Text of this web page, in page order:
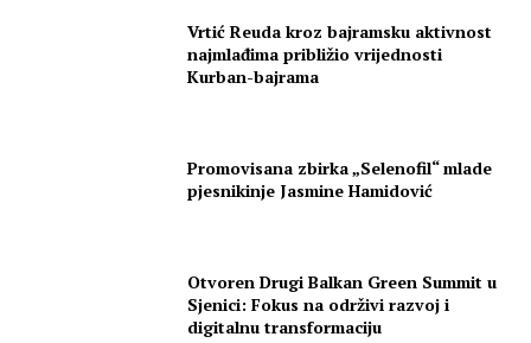
Vrtić Reuda kroz bajramsku aktivnost
najmlađima približio vrijednosti
Kurban-bajrama
Promovisana zbirka „Selenofil“ mlade
pjesnikinje Jasmine Hamidović
Otvoren Drugi Balkan Green Summit u
Sjenici: Fokus na održivi razvoj i
digitalnu transformaciju